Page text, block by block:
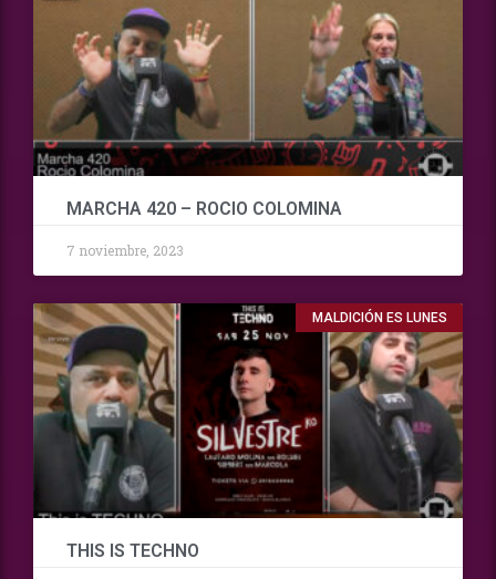
MARCHA 420 – ROCIO COLOMINA
7 noviembre, 2023
MALDICIÓN ES LUNES
THIS IS TECHNO